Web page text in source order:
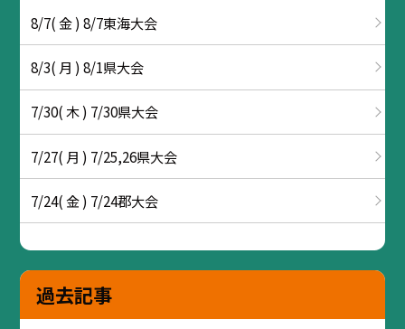
8/7( 金 ) 8/7東海大会
8/3( 月 ) 8/1県大会
7/30( 木 ) 7/30県大会
7/27( 月 ) 7/25,26県大会
7/24( 金 ) 7/24郡大会
過去記事